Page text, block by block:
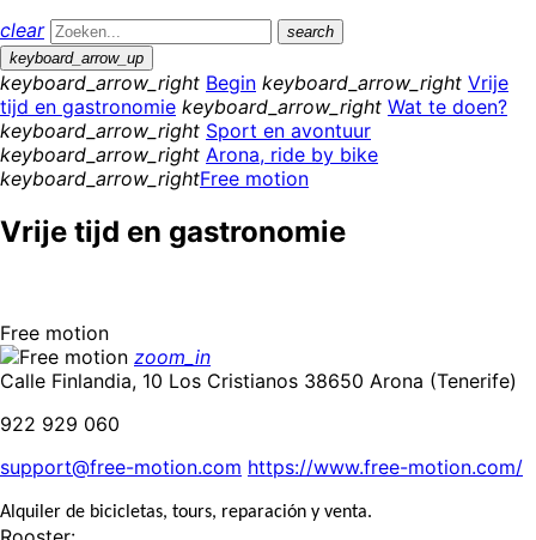
clear
search
keyboard_arrow_up
keyboard_arrow_right Begin keyboard_arrow_right Vrije
tijd en gastronomie keyboard_arrow_right Wat te doen?
keyboard_arrow_right Sport en avontuur
keyboard_arrow_right Arona, ride by bike
keyboard_arrow_rightFree motion
Vrije tijd en gastronomie
Free motion
zoom_in
Calle Finlandia, 10 Los Cristianos 38650 Arona (Tenerife)
922 929 060
support@free-motion.com https://www.free-motion.com/
Alquiler de bicicletas, tours, reparación y venta.